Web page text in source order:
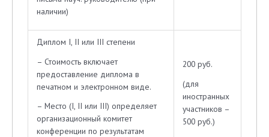
наличии)
Диплом I, II или III степени
– Стоимость включает
предоставление диплома в
печатном и электронном виде.
– Место (I, II или III) определяет
организационный комитет
конференции по результатам
200 руб.
(для
иностранных
участников –
500 руб.)